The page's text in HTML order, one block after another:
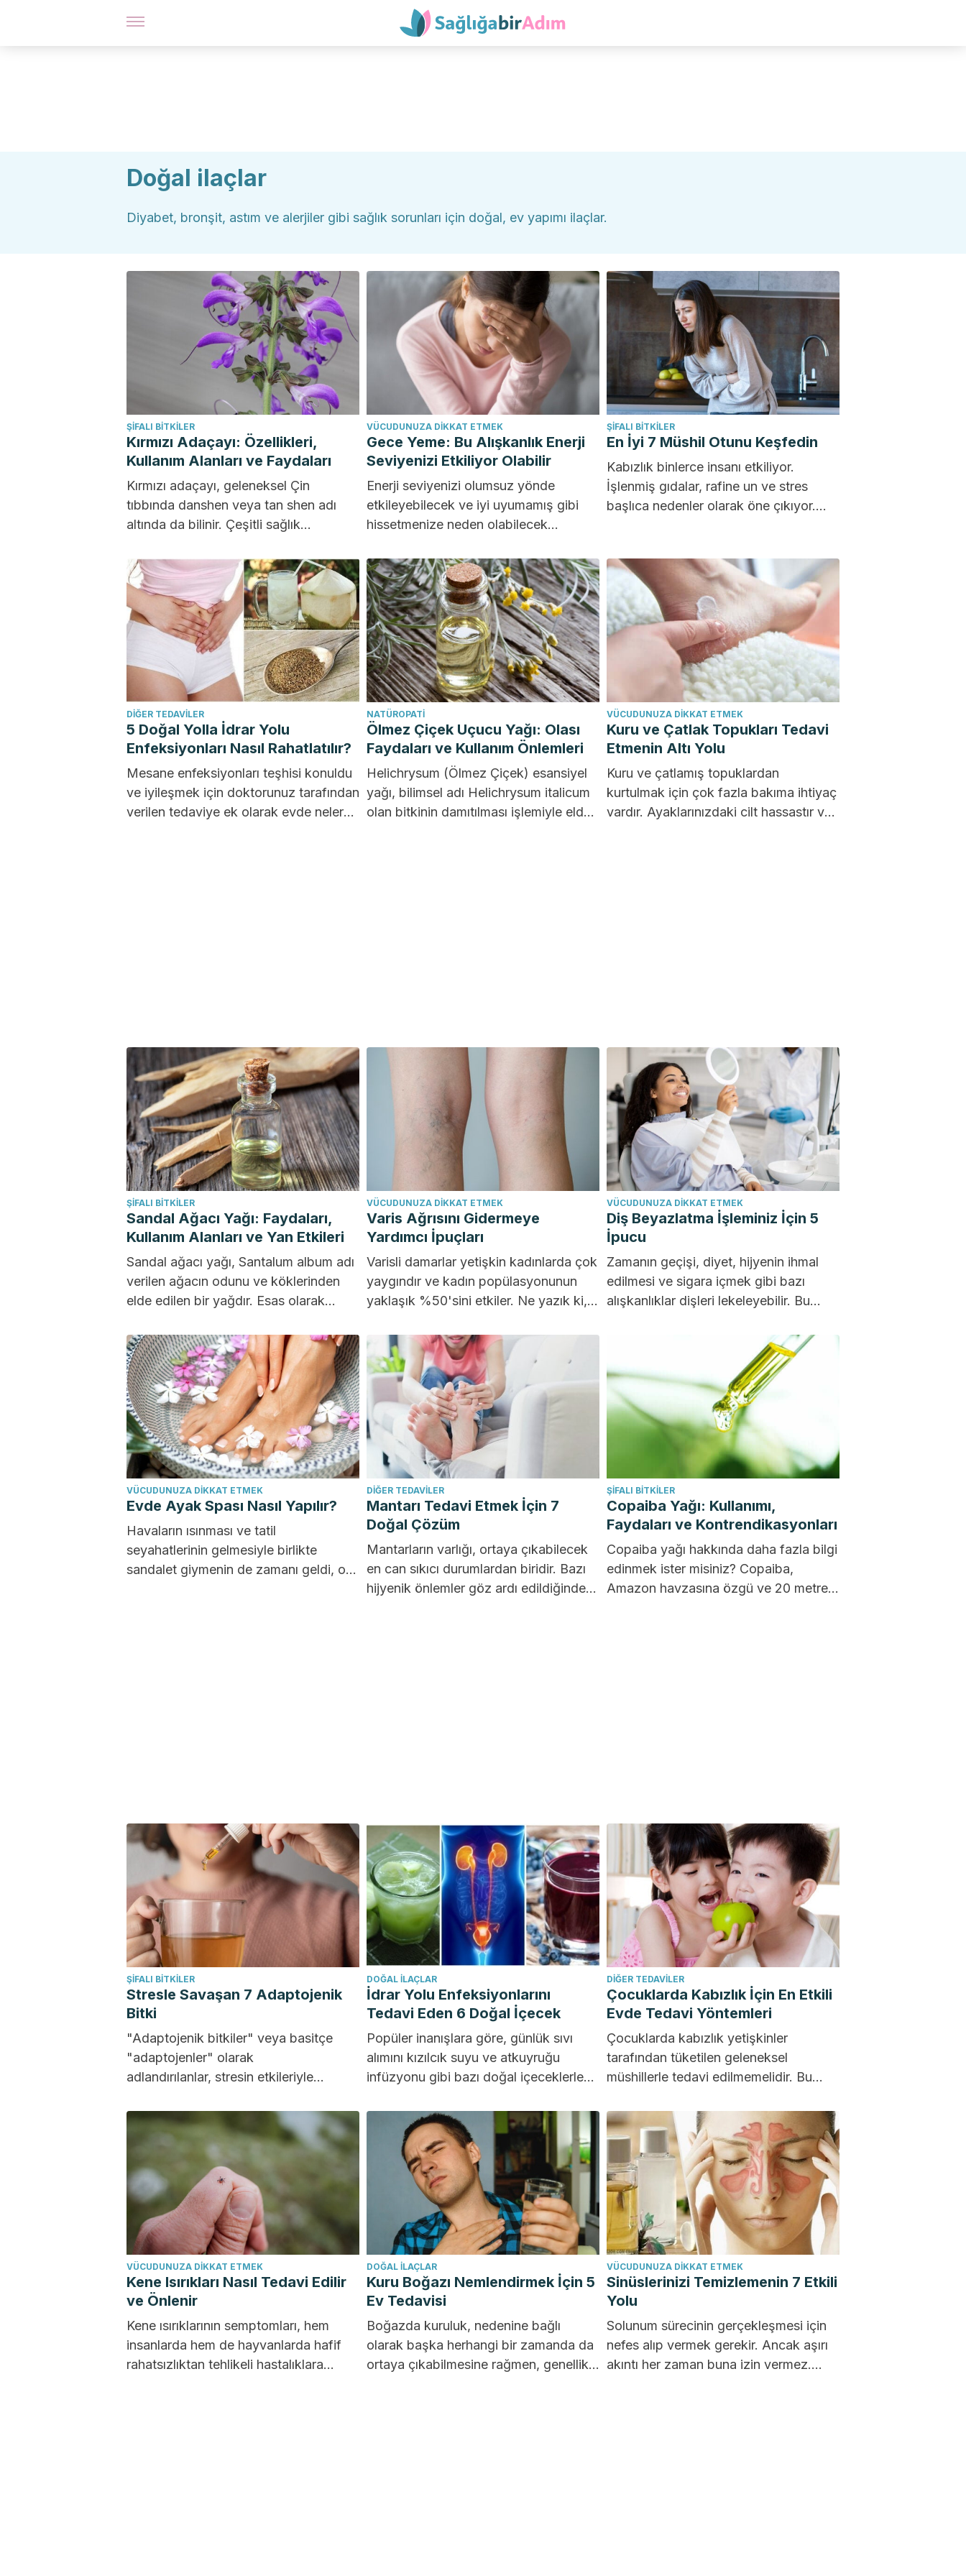
Doğal ilaçlar
Diyabet, bronşit, astım ve alerjiler gibi sağlık sorunları için doğal, ev yapımı ilaçlar.
ŞIFALI BITKILER
Kırmızı Adaçayı: Özellikleri,
Kullanım Alanları ve Faydaları
Kırmızı adaçayı, geleneksel Çin
tıbbında danshen veya tan shen adı
altında da bilinir. Çeşitli sağlık
etmek...
VÜCUDUNUZA DIKKAT ETMEK
Gece Yeme: Bu Alışkanlık Enerji
Seviyenizi Etkiliyor Olabilir
Enerji seviyenizi olumsuz yönde
etkileyebilecek ve iyi uyumamış gibi
hissetmenize neden olabilecek
göre, ne kadar...
ŞIFALI BITKILER
En İyi 7 Müshil Otunu Keşfedin
Kabızlık binlerce insanı etkiliyor.
İşlenmiş gıdalar, rafine un ve stres
başlıca nedenler olarak öne çıkıyor.
DIĞER TEDAVILER
5 Doğal Yolla İdrar Yolu
Enfeksiyonları Nasıl Rahatlatılır?
Mesane enfeksiyonları teşhisi konuldu
ve iyileşmek için doktorunuz tarafından
verilen tedaviye ek olarak evde neler
NATÜROPATI
Ölmez Çiçek Uçucu Yağı: Olası
Faydaları ve Kullanım Önlemleri
Helichrysum (Ölmez Çiçek) esansiyel
yağı, bilimsel adı Helichrysum italicum
olan bitkinin damıtılması işlemiyle elde
VÜCUDUNUZA DIKKAT ETMEK
Kuru ve Çatlak Topukları Tedavi
Etmenin Altı Yolu
Kuru ve çatlamış topuklardan
kurtulmak için çok fazla bakıma ihtiyaç
vardır. Ayaklarınızdaki cilt hassastır ve
ŞIFALI BITKILER
Sandal Ağacı Yağı: Faydaları,
Kullanım Alanları ve Yan Etkileri
Sandal ağacı yağı, Santalum album adı
verilen ağacın odunu ve köklerinden
elde edilen bir yağdır. Esas olarak
VÜCUDUNUZA DIKKAT ETMEK
Varis Ağrısını Gidermeye
Yardımcı İpuçları
Varisli damarlar yetişkin kadınlarda çok
yaygındır ve kadın popülasyonunun
yaklaşık %50'sini etkiler. Ne yazık ki,
VÜCUDUNUZA DIKKAT ETMEK
Diş Beyazlatma İşleminiz İçin 5
İpucu
Zamanın geçişi, diyet, hijyenin ihmal
edilmesi ve sigara içmek gibi bazı
alışkanlıklar dişleri lekeleyebilir. Bu
VÜCUDUNUZA DIKKAT ETMEK
Evde Ayak Spası Nasıl Yapılır?
Havaların ısınması ve tatil
seyahatlerinin gelmesiyle birlikte
sandalet giymenin de zamanı geldi, o
DIĞER TEDAVILER
Mantarı Tedavi Etmek İçin 7
Doğal Çözüm
Mantarların varlığı, ortaya çıkabilecek
en can sıkıcı durumlardan biridir. Bazı
hijyenik önlemler göz ardı edildiğinde
ŞIFALI BITKILER
Copaiba Yağı: Kullanımı,
Faydaları ve Kontrendikasyonları
Copaiba yağı hakkında daha fazla bilgi
edinmek ister misiniz? Copaiba,
Amazon havzasına özgü ve 20 metre
ŞIFALI BITKILER
Stresle Savaşan 7 Adaptojenik
Bitki
"Adaptojenik bitkiler" veya basitçe
"adaptojenler" olarak
adlandırılanlar, stresin etkileriyle
birçok tüketicinin dikkatini
çekmektedir. Özellikle bileşenleri, artan
DOĞAL ILAÇLAR
İdrar Yolu Enfeksiyonlarını
Tedavi Eden 6 Doğal İçecek
Popüler inanışlara göre, günlük sıvı
alımını kızılcık suyu ve atkuyruğu
infüzyonu gibi bazı doğal içeceklerle
etmeye...
DIĞER TEDAVILER
Çocuklarda Kabızlık İçin En Etkili
Evde Tedavi Yöntemleri
Çocuklarda kabızlık yetişkinler
tarafından tüketilen geleneksel
müshillerle tedavi edilmemelidir. Bu
kullanımlarının, bağırsak üzerinde bu
organın...
VÜCUDUNUZA DIKKAT ETMEK
Kene Isırıkları Nasıl Tedavi Edilir
ve Önlenir
Kene ısırıklarının semptomları, hem
insanlarda hem de hayvanlarda hafif
rahatsızlıktan tehlikeli hastalıklara
DOĞAL ILAÇLAR
Kuru Boğazı Nemlendirmek İçin 5
Ev Tedavisi
Boğazda kuruluk, nedenine bağlı
olarak başka herhangi bir zamanda da
ortaya çıkabilmesine rağmen, genellikle
VÜCUDUNUZA DIKKAT ETMEK
Sinüslerinizi Temizlemenin 7 Etkili
Yolu
Solunum sürecinin gerçekleşmesi için
nefes alıp vermek gerekir. Ancak aşırı
akıntı her zaman buna izin vermez.